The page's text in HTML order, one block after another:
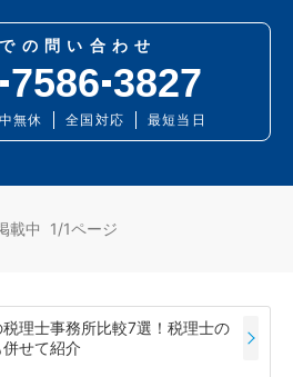
の問い合わせ
7586 3827
無休 全国対応 最短当日
載中 1/1ページ
理士事務所比較7選！税理士の
せて紹介